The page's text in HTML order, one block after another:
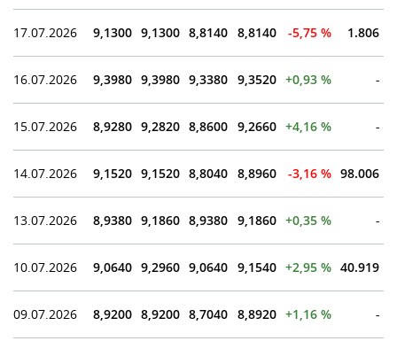
17.07.2026 9,1300 9,1300 8,8140 8,8140 -5,75 % 1.806
16.07.2026 9,3980 9,3980 9,3380 9,3520 +0,93 % -
15.07.2026 8,9280 9,2820 8,8600 9,2660 +4,16 % -
14.07.2026 9,1520 9,1520 8,8040 8,8960 -3,16 % 98.006
13.07.2026 8,9380 9,1860 8,9380 9,1860 +0,35 % -
10.07.2026 9,0640 9,2960 9,0640 9,1540 +2,95 % 40.919
09.07.2026 8,9200 8,9200 8,7040 8,8920 +1,16 % -